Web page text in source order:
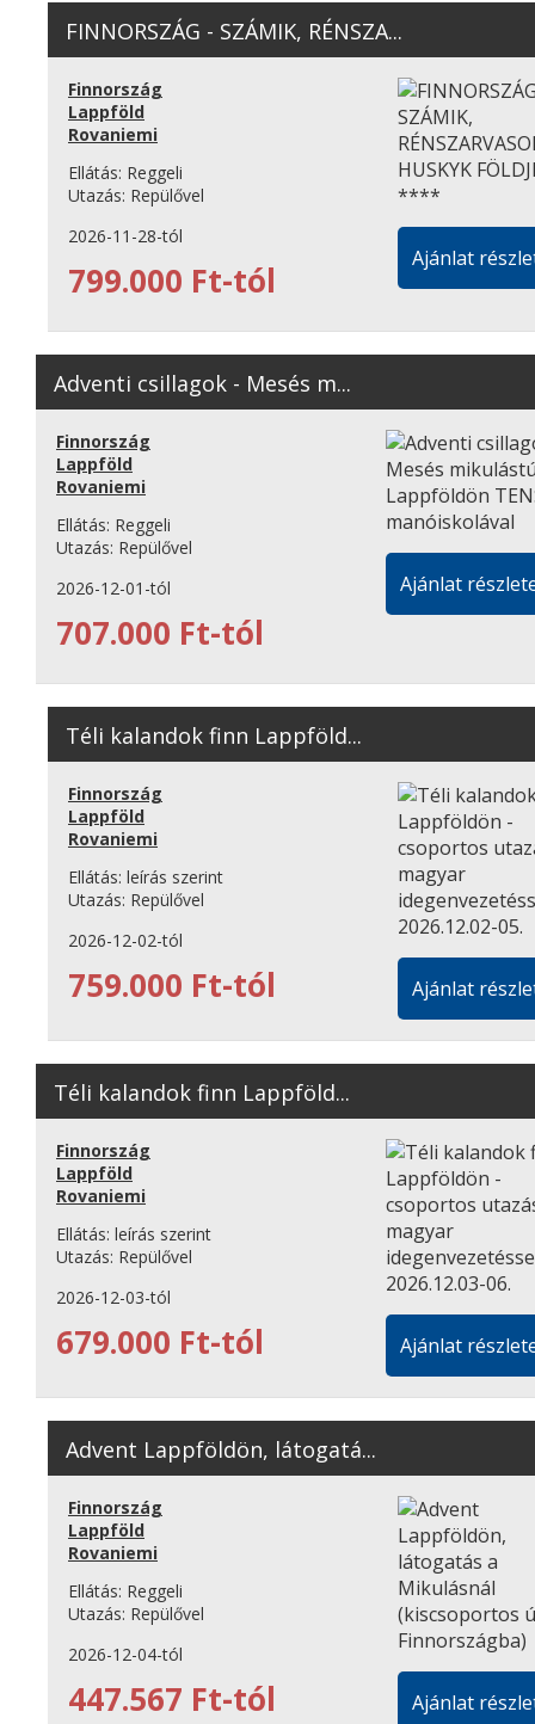
FINNORSZÁG - SZÁMIK, RÉNSZA...
Finnország
Lappföld
Rovaniemi
Ellátás: Reggeli
Utazás: Repülővel
2026-11-28-tól
799.000 Ft-tól
Ajánlat
Adventi csillagok - Mesés m...
Finnország
Lappföld
Rovaniemi
Ellátás: Reggeli
Utazás: Repülővel
2026-12-01-tól
707.000 Ft-tól
Ajánlat
Téli kalandok finn Lappföld...
Finnország
Lappföld
Rovaniemi
Ellátás: leírás szerint
Utazás: Repülővel
2026-12-02-tól
759.000 Ft-tól Ajánlat
Téli kalandok finn Lappföld...
Finnország
Lappföld
Rovaniemi
Ellátás: leírás szerint
Utazás: Repülővel
2026-12-03-tól
679.000 Ft-tól Ajánlat
Advent Lappföldön, látogatá...
Finnország
Lappföld
Rovaniemi
Ellátás: Reggeli
Utazás: Repülővel
2026-12-04-tól
447.567 Ft-tól Ajánlat